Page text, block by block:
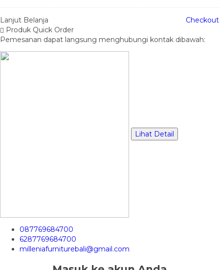
Lanjut Belanja
Checkout
Produk Quick Order
Pemesanan dapat langsung menghubungi kontak dibawah:
Lihat Detail
087769684700
6287769684700
milleniafurniturebali@gmail.com